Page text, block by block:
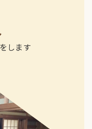
します